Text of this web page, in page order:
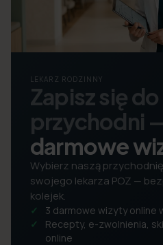
LEKARZ RODZINNY
Zapisz się
przychodni
darmowe
Wybierz naszą
swojego lekarza POZ —
kolejek.
3 darmowe wizyty online
Recepty, e-zwolnienia,
online